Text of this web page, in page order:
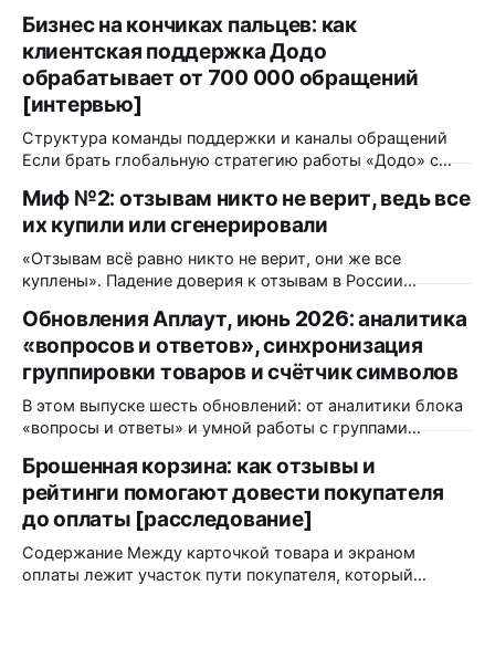
Бизнес на кончиках пальцев: как
клиентская поддержка Додо
обрабатывает от 700 000 обращений
[интервью]
Структура команды поддержки и каналы обращений
Если брать глобальную стратегию работы «Додо» с
Как это происходит? Функционально — это единая
централизованная команда поддержки, состоящая из
почти 500 человек. Она полностью удалённая, ее
саппорты находятся даже в разных странах. Каждый
месяц мы принимаем около 700
Миф №2: отзывам никто не верит, ведь все
их купили или сгенерировали
«Отзывам всё равно никто не верит, они же все
куплены». Падение доверия к отзывам в России
и с тех пор сопоставимого замера никто не повторял. А
всё, что выходило позже, меряло уже другое и
продолжения падения не показало. Но даже если
Обновления Аплаут, июнь 2026: аналитика
«вопросов и ответов», синхронизация
группировки товаров и счётчик символов
В этом выпуске шесть обновлений: от аналитики блока
«вопросы и ответы» и умной работы с группами
модератора каждый день. Разбираем, что изменилось и
кому это пригодится. Аналитика блока «вопросы и
ответы» в Яндекс.Метрике Что изменилось: блок
взаимодействия
Брошенная корзина: как отзывы и
рейтинги помогают довести покупателя
до оплаты [расследование]
Содержание Между карточкой товара и экраном
оплаты лежит участок пути покупателя, который